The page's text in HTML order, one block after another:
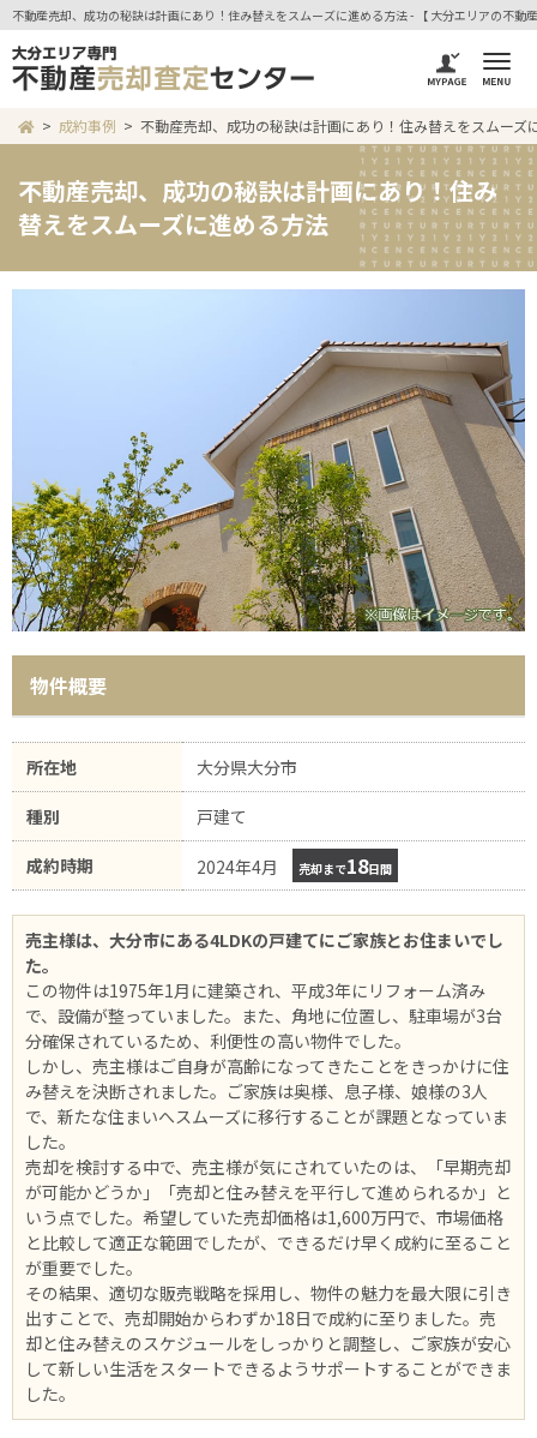
不動産売却、成功の秘訣は計画にあり！住み替えをスムーズに進める方法 - 【 大分エリアの不動
成約事例 不動産売却、成功の秘訣は計画にあり！住み替えをスムーズ
不動産売却、成功の秘訣は計画にあり！住み
替えをスムーズに進める方法
物件概要
所在地 大分県大分市
種別 戸建て
成約時期 2024年4月 売却まで18日間
売主様は、大分市にある4LDKの戸建てにご家族とお住まいでし
た。
この物件は1975年1月に建築され、平成3年にリフォーム済み
で、設備が整っていました。また、角地に位置し、駐車場が3台
分確保されているため、利便性の高い物件でした。
しかし、売主様はご自身が高齢になってきたことをきっかけに住
み替えを決断されました。ご家族は奥様、息子様、娘様の3人
で、新たな住まいへスムーズに移行することが課題となっていま
した。
売却を検討する中で、売主様が気にされていたのは、「早期売却
が可能かどうか」「売却と住み替えを平行して進められるか」と
いう点でした。希望していた売却価格は1,600万円で、市場価格
と比較して適正な範囲でしたが、できるだけ早く成約に至ること
が重要でした。
その結果、適切な販売戦略を採用し、物件の魅力を最大限に引き
出すことで、売却開始からわずか18日で成約に至りました。売
却と住み替えのスケジュールをしっかりと調整し、ご家族が安心
して新しい生活をスタートできるようサポートすることができま
した。